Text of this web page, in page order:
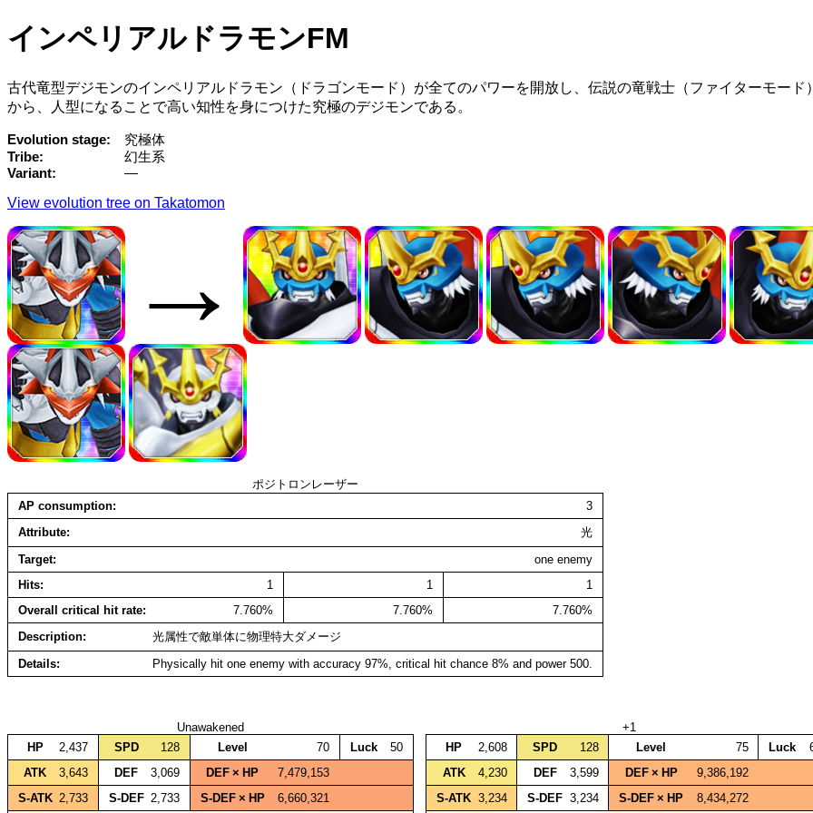
インペリアルドラモンFM
古代竜型デジモンのインペリアルドラモン（ドラゴンモード）が全てのパワーを開放し、伝説の竜戦士（ファイターモー
から、人型になることで高い知性を身につけた究極のデジモンである。
Evolution stage
究極体
Tribe
幻生系
Variant
—
View evolution tree on Takatomon
→
ポジトロンレーザー
AP consumption
3
Attribute
光
Target
one enemy
Hits
1 1
1
Overall critical hit rate
7.760% 7.760%
7.760%
Description
光属性で敵単体に物理特大ダメージ
Details
Physically hit one enemy with accuracy 97%, critical hit chance 8% and power 500.
Unawakened
HP
2,437 SPD 128 Level 70 Luck
50
ATK
3,643 DEF 3,069 DEF × HP
7,479,153
S‑ATK 2,733 S‑DEF 2,733 S‑DEF × HP 6,660,321
+1
HP
2,608 SPD 128 Level 75 Luck
ATK
4,230 DEF 3,599 DEF × HP
9,386,192
S‑ATK 3,234 S‑DEF 3,234 S‑DEF × HP 8,434,272